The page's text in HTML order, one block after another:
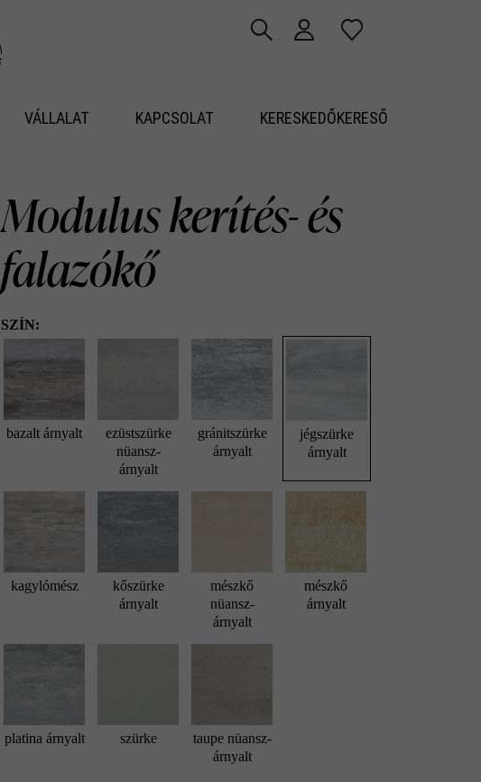
VÁLLALAT KAPCSOLAT KERESKEDŐKERESŐ
Modulus kerítés- és
falazókő
SZÍN:
bazalt árnyalt
ezüstszürke
nüansz-
árnyalt
gránitszürke
árnyalt
jégszürke
árnyalt
kagylómész
kőszürke
árnyalt
mészkő
nüansz-
árnyalt
mészkő
árnyalt
platina árnyalt szürke
taupe nüansz-
árnyalt